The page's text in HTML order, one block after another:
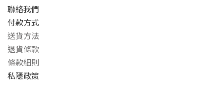
聯絡我們
付款方式
送貨方法
退貨條款
條款細則
私隱政策